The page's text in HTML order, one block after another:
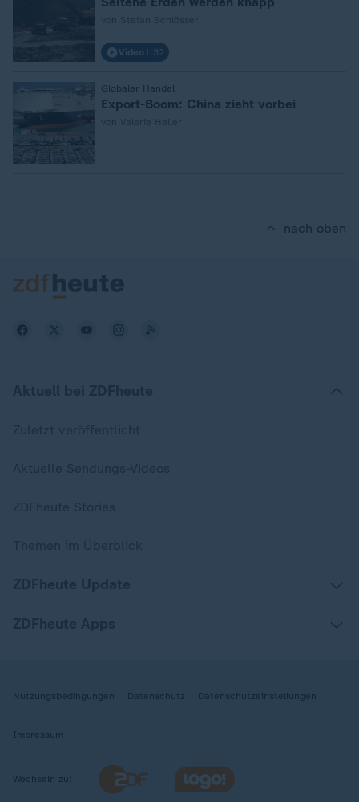
Video 1:32
Globaler Handel
Export-Boom: China zieht vorbei
nach oben
Nutzungsbedingungen Datenschutz Datenschutzeinstellungen
Impressum
Wechseln zu: